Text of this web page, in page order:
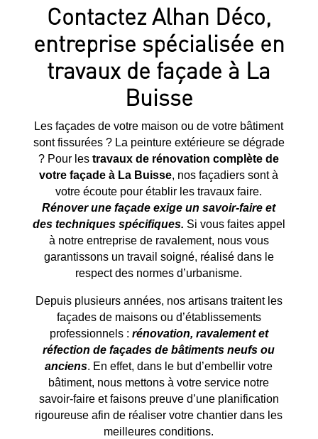
Contactez Alhan Déco,
entreprise spécialisée en
travaux de façade à La
Buisse
Les façades de votre maison ou de votre bâtiment
sont fissurées ? La peinture extérieure se dégrade
? Pour lestravaux de rénovation complète de
votre façade à La Buisse, nos façadiers sont à
votre écoute pour établir les travaux faire.
Rénover une façade exige un savoir-faire et
des techniques spécifiques. Si vous faites appel
à notre entreprise de ravalement, nous vous
garantissons un travail soigné, réalisé dans le
respect des normes d’urbanisme.
Depuis plusieurs années, nos artisans traitent les
façades de maisons ou d’établissements
professionnels : rénovation, ravalement et
réfection de façades de bâtiments neufs ou
anciens. En effet, dans le but d’embellir votre
bâtiment, nous mettons à votre service notre
savoir-faire et faisons preuve d’une planification
rigoureuse afin de réaliser votre chantier dans les
meilleures conditions.